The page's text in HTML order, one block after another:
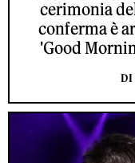
cerimonia
conferma è
'Good
DI